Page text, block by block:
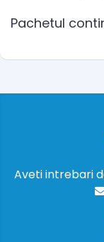
Pachetul
Aveti intrebari